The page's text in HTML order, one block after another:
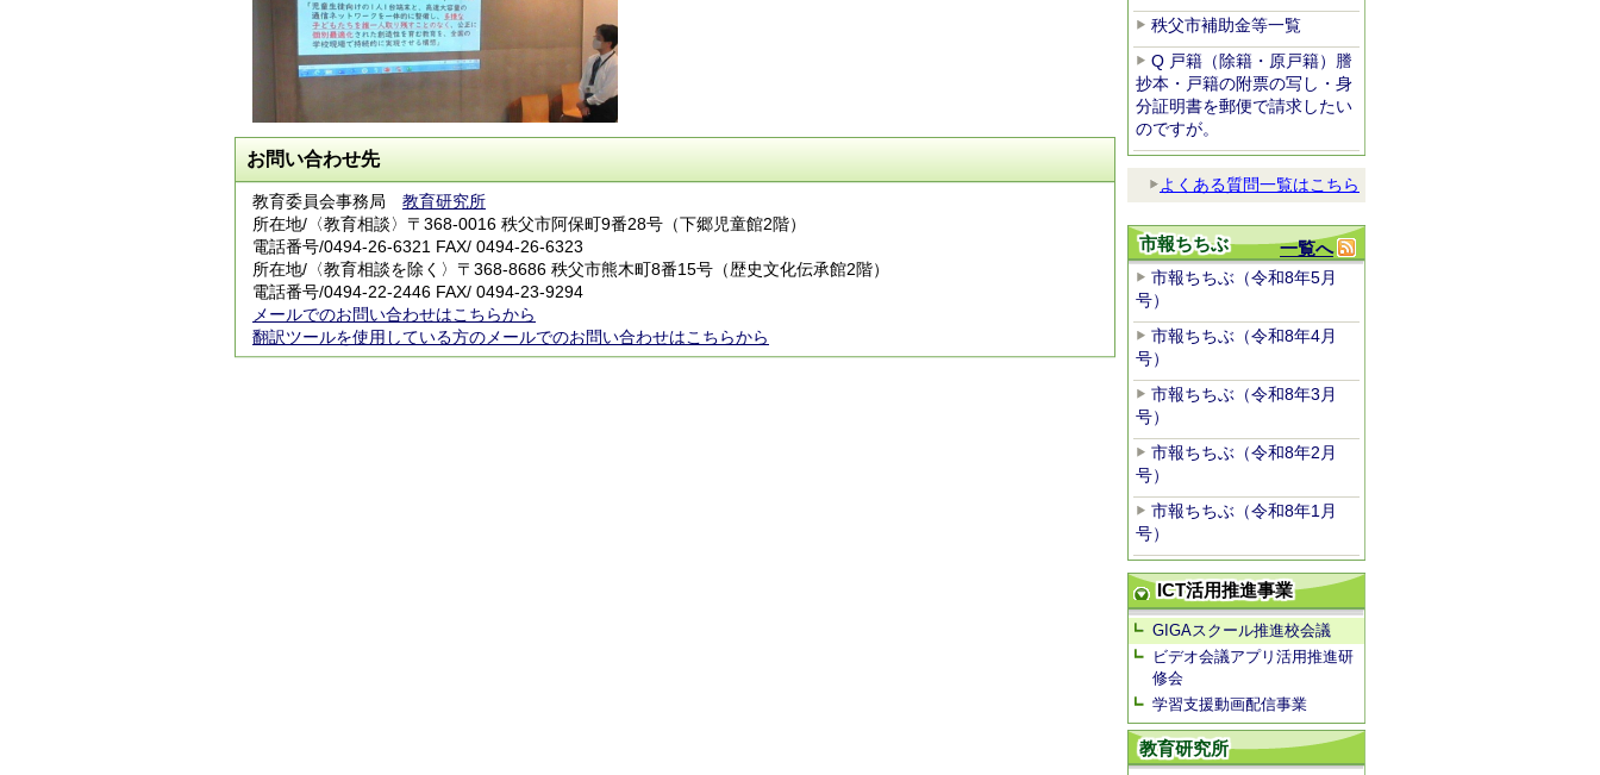
お問い合わせ先
教育委員会事務局 教育研究所
所在地/〈教育相談〉〒368-0016 秩父市阿保町9番28号（下郷児童館2階）
電話番号/0494-26-6321 FAX/ 0494-26-6323
所在地/〈教育相談を除く〉〒368-8686 秩父市熊木町8番15号（歴史文化伝承館2階）
電話番号/0494-22-2446 FAX/ 0494-23-9294
メールでのお問い合わせはこちらから
翻訳ツールを使用している方のメールでのお問い合わせはこちらから
秩父市補助金等一覧
Q 戸籍（除籍・原戸籍）謄
抄本・戸籍の附票の写し・身
分証明書を郵便で請求したい
のですが。
よくある質問一覧はこちら
一覧へ
市報ちちぶ
市報ちちぶ（令和8年5月
号）
市報ちちぶ（令和8年4月
号）
市報ちちぶ（令和8年3月
号）
市報ちちぶ（令和8年2月
号）
市報ちちぶ（令和8年1月
号）
ICT活用推進事業
GIGAスクール推進校会議
ビデオ会議アプリ活用推進研
修会
学習支援動画配信事業
教育研究所